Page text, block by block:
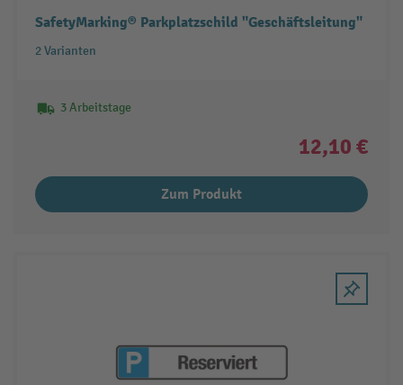
SafetyMarking® Parkplatzschild "Geschäftsleitung"
2 Varianten
3 Arbeitstage
12,10 €
Zum Produkt